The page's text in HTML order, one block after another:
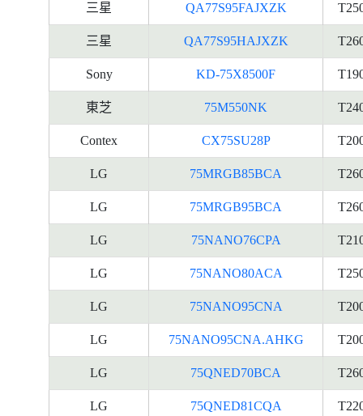
三星 QA77S95FAJXZK
三星 QA77S95HAJXZK
Sony KD-75X8500F
東芝 75M550NK
Contex CX75SU28P
LG 75MRGB85BCA
LG 75MRGB95BCA
LG 75NANO76CPA
LG 75NANO80ACA
LG 75NANO95CNA
LG 75NANO95CNA.AHKG
LG 75QNED70BCA
LG 75QNED81CQA